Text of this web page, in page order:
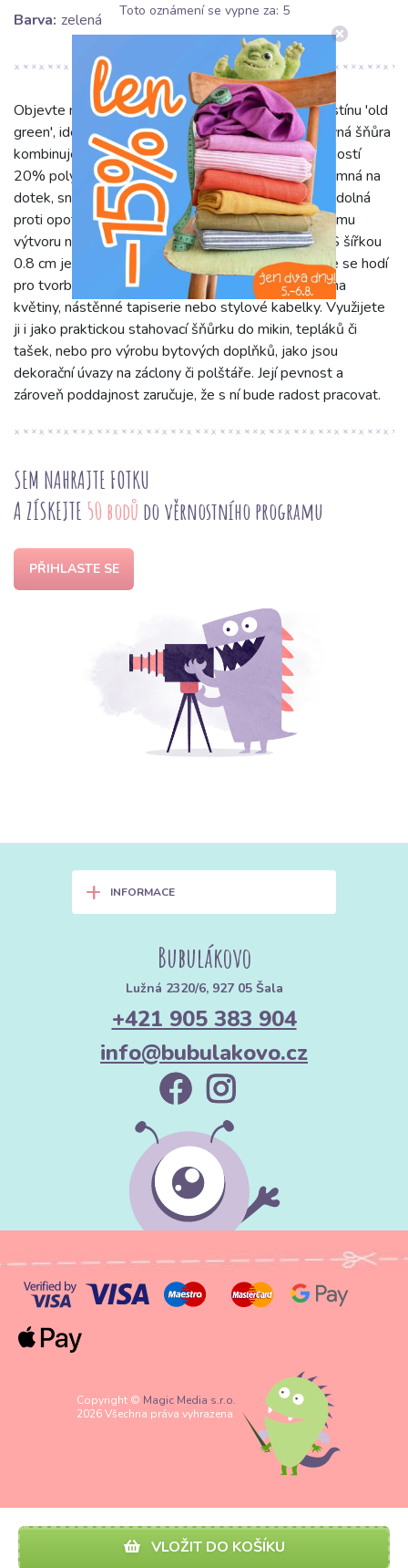
VLOŽIT DO KOŠÍKU
Barva: zelená
Objevte naši Bavlněnou šňůru 8 mm v krásném odstínu 'old
green', ideální pro tvořivé projekty. Tato jednobarevná šňůra
kombinuje měkkost 80% bavlny s pevností a odolností
20% polyesteru. Díky tomuto složení je šňůra příjemná na
dotek, snadno se s ní pracuje a zároveň je vysoce odolná
proti opotřebení. Její "old green" odstín dodá každému
výtvoru nádech přírodní elegance a vintage šarmu. S šířkou
0.8 cm je tato šňůra mimořádně všestranná. Skvěle se hodí
pro tvorbu originálních makramé dekorací – závěsy na
květiny, nástěnné tapiserie nebo stylové kabelky. Využijete
ji i jako praktickou stahovací šňůrku do mikin, tepláků či
tašek, nebo pro výrobu bytových doplňků, jako jsou
dekorační úvazy na záclony či polštáře. Její pevnost a
zároveň poddajnost zaručuje, že s ní bude radost pracovat.
SEM NAHRAJTE FOTKU
A ZÍSKEJTE 50 bodů do věrnostního programu
PŘIHLASTE SE
+ INFORMACE
Bubulákovo
Lužná 2320/6, 927 05 Šala
+421 905 383 904
info@bubulakovo.cz
Copyright © Magic Media s.r.o.
2026 Všechna práva vyhrazena
Toto oznámení se vypne za: 5